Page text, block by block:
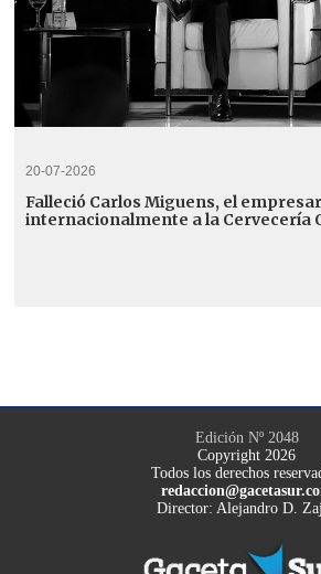
20-07-2026
Falleció Carlos Miguens, el
internacionalmente a la Cervecería
Edición Nº 2048
Copyright 2026
Todos los derechos
Director: Alejandro D.